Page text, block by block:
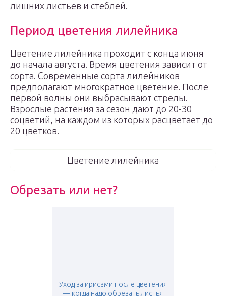
лишних листьев и стеблей.
Период цветения лилейника
Цветение лилейника проходит с конца июня
до начала августа. Время цветения зависит от
сорта. Современные сорта лилейников
предполагают многократное цветение. После
первой волны они выбрасывают стрелы.
Взрослые растения за сезон дают до 20-30
соцветий, на каждом из которых расцветает до
20 цветков.
Цветение лилейника
Обрезать или нет?
Уход за ирисами после цветения
— когда надо обрезать листья